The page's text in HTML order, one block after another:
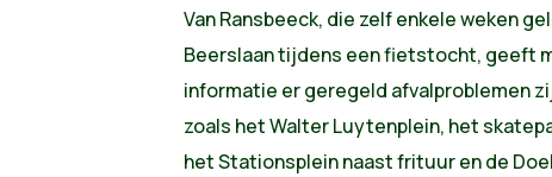
Van Ransbeeck, die zelf enkele weken
Beerslaan tijdens een fietstocht, geeft
informatie er geregeld afvalproblemen
zoals het Walter Luytenplein, het
het Stationsplein naast frituur en de